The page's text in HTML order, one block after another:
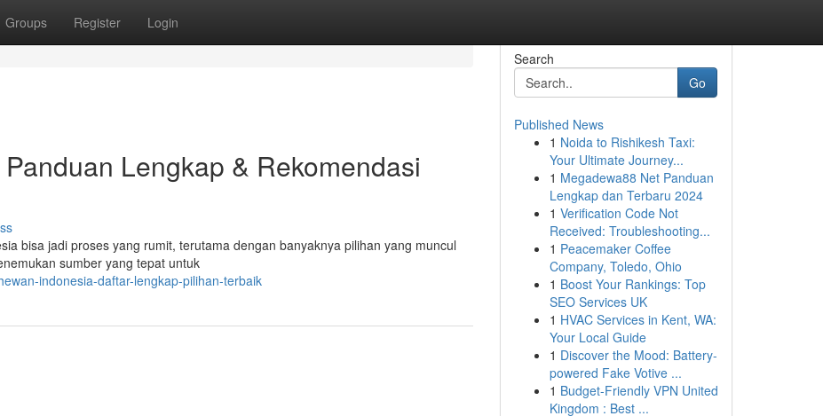
Groups Register Login
Lengkap & Rekomendasi
bisa jadi proses yang rumit, terutama dengan banyaknya pilihan yang muncul
sumber yang tepat untuk
indonesia-daftar-lengkap-pilihan-terbaik
Search
Go
Published News
1 Noida to Rishikesh Taxi:
Your Ultimate Journey...
1 Megadewa88 Net Panduan
Lengkap dan Terbaru 2024
1 Verification Code Not
Received: Troubleshooting...
1 Peacemaker Coffee
Company, Toledo, Ohio
1 Boost Your Rankings: Top
SEO Services UK
1 HVAC Services in Kent, WA:
Your Local Guide
1 Discover the Mood: Battery-
powered Fake Votive ...
1 Budget-Friendly VPN United
Kingdom : Best ...